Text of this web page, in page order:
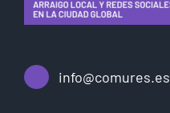
info@comures.es